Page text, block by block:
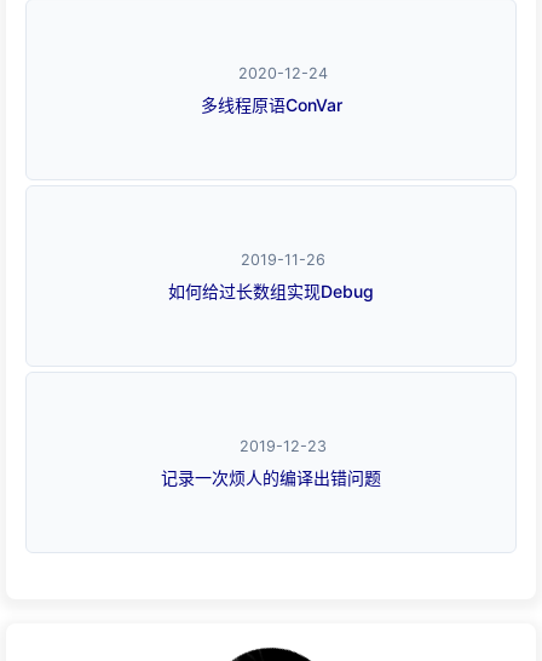
2020-12-24
多线程原语ConVar
2019-11-26
如何给过长数组实现Debug
2019-12-23
记录一次烦人的编译出错问题